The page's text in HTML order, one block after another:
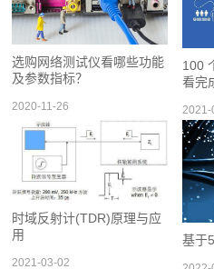
选购网络测试仪看哪些功能
及参数指标？
2020-11-26
100
看完
2021-
时域反射计(TDR)原理与应
用
2021-03-02
基于